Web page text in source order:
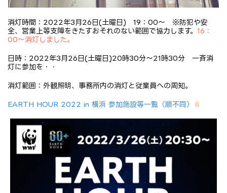
消灯時間：2022年3月26日(土曜日) 19：00～ ※防犯や安
全、営業上等支障をきたすおそれのない範囲で協力します。 16：
00～消灯しました。
日時：2022年3月26日(土曜日)20時30分～21時30分 一斉消
灯に参加を・・
消灯範囲：外観照明、事務所内の消灯と従業員への周知。
EARTH HOUR 2022 in 横浜 参加施設等一覧（順不同）